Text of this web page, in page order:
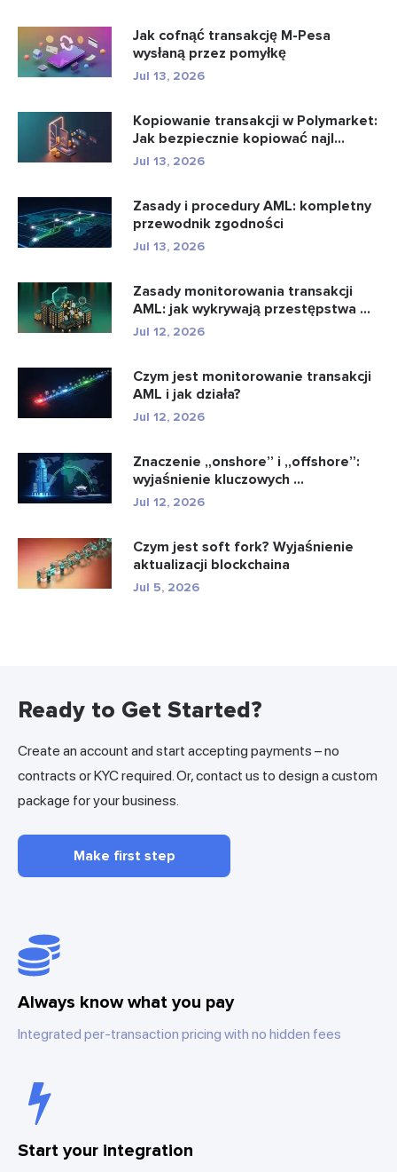
Jak cofnąć transakcję M-Pesa
wysłaną przez pomyłkę
Jul 13, 2026
Kopiowanie transakcji w Polymarket:
Jak bezpiecznie kopiować najl...
Jul 13, 2026
Zasady i procedury AML: kompletny
przewodnik zgodności
Jul 13, 2026
Zasady monitorowania transakcji
AML: jak wykrywają przestępstwa ...
Jul 12, 2026
Czym jest monitorowanie transakcji
AML i jak działa?
Jul 12, 2026
Znaczenie „onshore” i „offshore”:
wyjaśnienie kluczowych ...
Jul 12, 2026
Czym jest soft fork? Wyjaśnienie
aktualizacji blockchaina
Jul 5, 2026
Ready to Get Started?
Create an account and start accepting payments – no
contracts or KYC required. Or, contact us to design a custom
package for your business.
Make first step
Always know what you pay
Integrated per-transaction pricing with no hidden fees
Start your integration